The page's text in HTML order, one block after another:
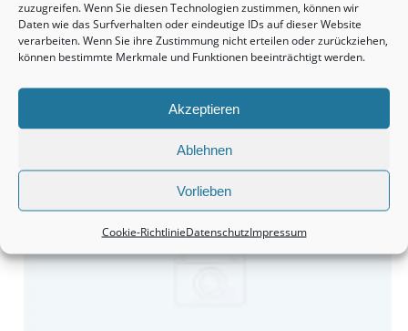
zuzugreifen. Wenn Sie diesen Technologien zustimmen, können wir
Daten wie das Surfverhalten oder eindeutige IDs auf dieser Website
verarbeiten. Wenn Sie ihre Zustimmung nicht erteilen oder zurückziehen,
können bestimmte Merkmale und Funktionen beeinträchtigt werden.
Akzeptieren
Ablehnen
Vorlieben
Cookie-RichtlinieDatenschutzImpressum
Häuser bleiben tatsächlich eine wirklich interessante Sache.